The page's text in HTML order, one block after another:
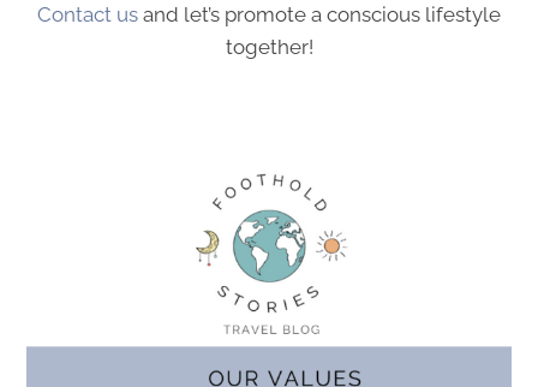
Contact us and let’s promote a conscious lifestyle
together!